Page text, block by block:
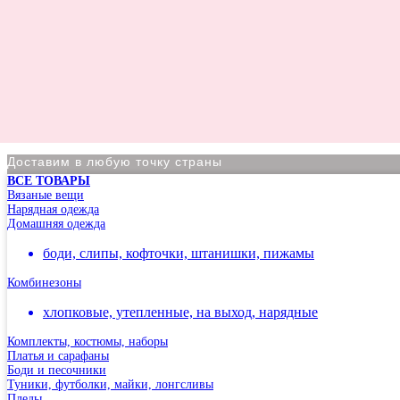
Доставим в любую точку страны
По Москве курьер в день оформления заказа
Вы на сайте Московского филиала
-5% на первый заказ (товар на скидках не участвует в
Адрес: г.Москва, мкр Северное Чертаново 1А,
ВСЕ ТОВАРЫ
Вязаные вещи
Нарядная одежда
Домашняя одежда
боди, слипы, кофточки, штанишки, пижамы
Комбинезоны
хлопковые, утепленные, на выход, нарядные
Комплекты, костюмы, наборы
Платья и сарафаны
Боди и песочники
Туники, футболки, майки, лонгсливы